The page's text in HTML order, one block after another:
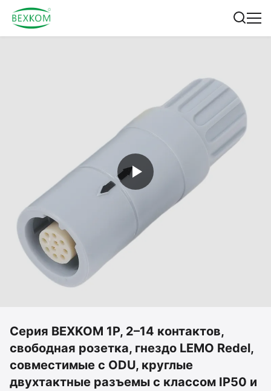
Серия BEXKOM 1P, 2–14 контактов,
свободная розетка, гнездо LEMO Redel,
совместимые с ODU, круглые
двухтактные разъемы с классом IP50 и